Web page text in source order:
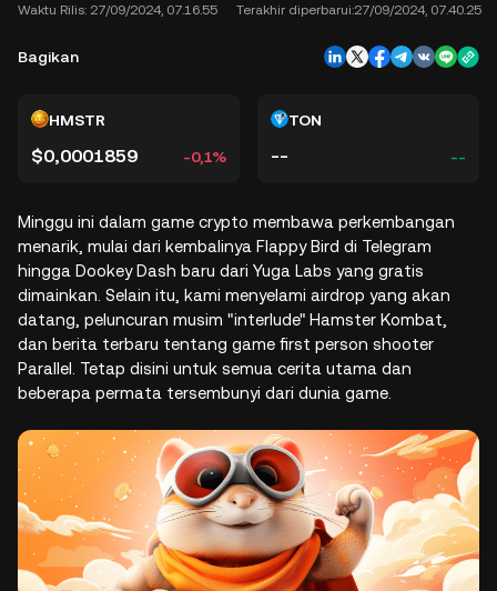
Waktu Rilis: 27/09/2024, 07.16.55 Terakhir diperbarui:27/09/2024, 07.40.25
Bagikan
HMSTR
$0,0001859 -0,1%
TON
-- --
Minggu ini dalam game crypto membawa perkembangan
menarik, mulai dari kembalinya Flappy Bird di Telegram
hingga Dookey Dash baru dari Yuga Labs yang gratis
dimainkan. Selain itu, kami menyelami airdrop yang akan
datang, peluncuran musim "interlude" Hamster Kombat,
dan berita terbaru tentang game first person shooter
Parallel. Tetap disini untuk semua cerita utama dan
beberapa permata tersembunyi dari dunia game.